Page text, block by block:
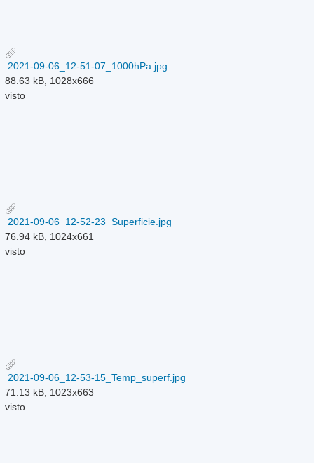
2021-09-06_12-51-07_1000hPa.jpg
88.63 kB, 1028x666
visto
2021-09-06_12-52-23_Superficie.jpg
76.94 kB, 1024x661
visto
2021-09-06_12-53-15_Temp_superf.jpg
71.13 kB, 1023x663
visto